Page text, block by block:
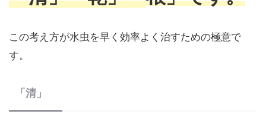
この考え方が水虫を早く効率よく治すための極意で
す。
「清」